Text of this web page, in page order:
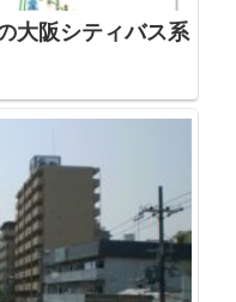
大阪シティバス系